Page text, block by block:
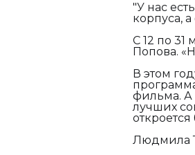
"У нас
корпуса,
С 12 по
Попова.
В этом
фильма. А
лучших
Людмила